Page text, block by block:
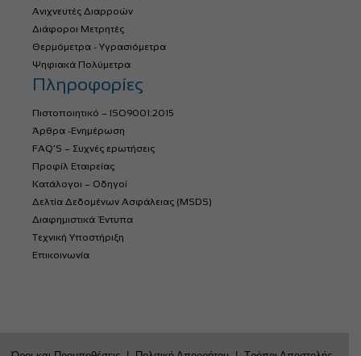
Ανιχνευτές Διαρροών
Διάφοροι Μετρητές
Θερμόμετρα - Υγρασιόμετρα
Ψηφιακά Πολύμετρα
Πληροφορίες
Πιστοποιητικό – ISO9001:2015
Άρθρα -Ενημέρωση
FAQ’S – Συχνές ερωτήσεις
Προφίλ Εταιρείας
Κατάλογοι – Οδηγοί
Δελτία Δεδομένων Ασφάλειας (MSDS)
Διαφημιστικά Έντυπα
Τεχνική Υποστήριξη
Επικοινωνία